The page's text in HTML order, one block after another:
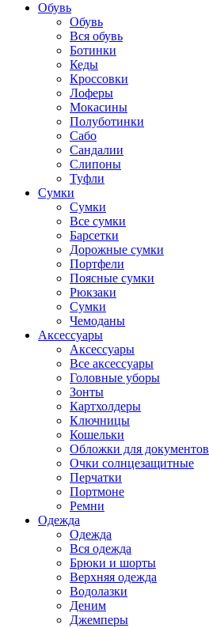
Обувь
Обувь
Вся обувь
Ботинки
Кеды
Кроссовки
Лоферы
Мокасины
Полуботинки
Сабо
Сандалии
Слипоны
Туфли
Сумки
Сумки
Все сумки
Барсетки
Дорожные сумки
Портфели
Поясные сумки
Рюкзаки
Сумки
Чемоданы
Аксессуары
Аксессуары
Все аксессуары
Головные уборы
Зонты
Картхолдеры
Ключницы
Кошельки
Обложки для документов
Очки солнцезащитные
Перчатки
Портмоне
Ремни
Одежда
Одежда
Вся одежда
Брюки и шорты
Верхняя одежда
Водолазки
Деним
Джемперы